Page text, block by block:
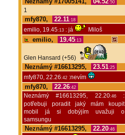
:50
1
mfy870, 22.11:18
emilio, 19.45:13 : já Miloš
emilio, 19.45:13
Glen Hansard (+56)
Neznámý #16613295, 23.51:25
mfy870, 22.26:42 :nevím
mfy870, 22.26:42
Neznámý #16613295, 22.20:46:
potřebuji poradit jaký mám koupit
mobil já si dobýjím uvažuji o
samsungu
Neznámý #16613295, 22.20:46